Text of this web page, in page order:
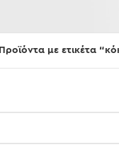
Προϊόντα με ετικέτα